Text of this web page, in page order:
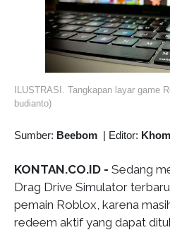
ILUSTRASI. Tangkapan layar game
budianto)
Sumber: Beebom | Editor:
KONTAN.CO.ID - Sedang
Drag Drive Simulator
pemain Roblox, karena
redeem aktif yang dapat